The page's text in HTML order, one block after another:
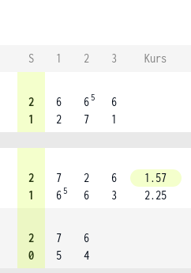
S 1 2 3
Kurs
2
1
6
2
6 5
7
6
1
2
1
7
6 5
2
6
6
3
1.57
2.25
2
0
7
5
6
4